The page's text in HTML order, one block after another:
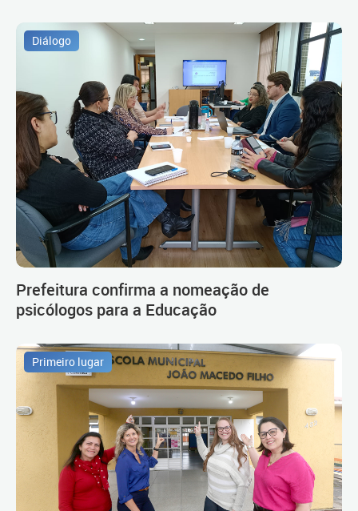
Diálogo
Prefeitura confirma a nomeação de
psicólogos para a Educação
Primeiro lugar